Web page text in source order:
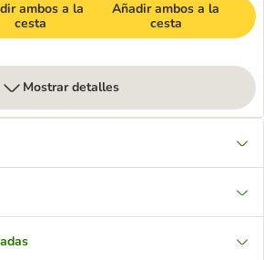
ambos a la
cesta
Añadir ambos a la
cesta
Mostrar detalles